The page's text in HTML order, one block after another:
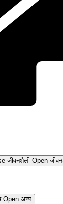
जीवनशैली Open
Open अन्य